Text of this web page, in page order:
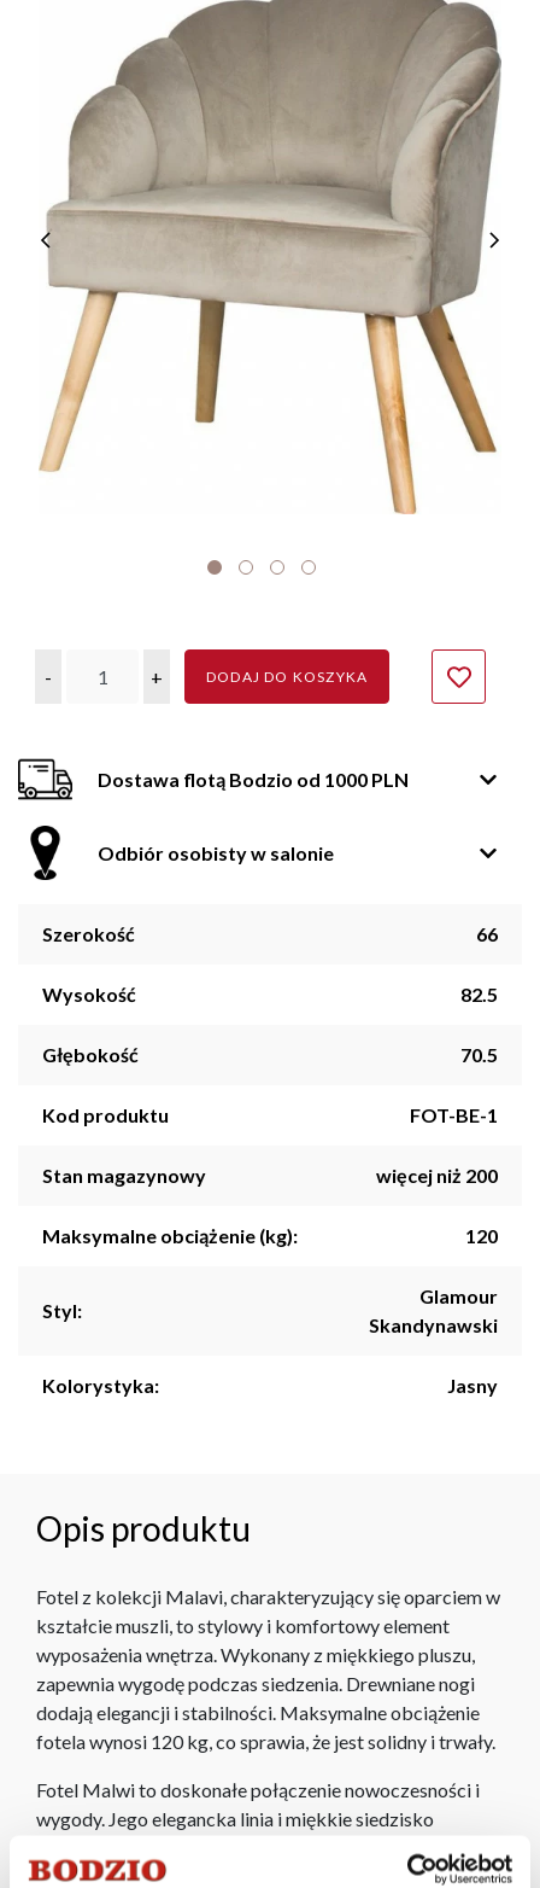
- + DODAJ DO KOSZYKA
Dostawa flotą Bodzio od 1000 PLN
Odbiór osobisty w salonie
Szerokość 66
Wysokość 82.5
Głębokość 70.5
Kod produktu FOT-BE-1
Stan magazynowy więcej niż 200
Maksymalne obciążenie (kg): 120
Styl:
Glamour
Skandynawski
Kolorystyka: Jasny
Opis produktu
Fotel z kolekcji Malavi, charakteryzujący się oparciem w
kształcie muszli, to stylowy i komfortowy element
wyposażenia wnętrza. Wykonany z miękkiego pluszu,
zapewnia wygodę podczas siedzenia. Drewniane nogi
dodają elegancji i stabilności. Maksymalne obciążenie
fotela wynosi 120 kg, co sprawia, że jest solidny i trwały.
Fotel Malwi to doskonałe połączenie nowoczesności i
wygody. Jego elegancka linia i miękkie siedzisko
zapewniają komfortowy wypoczynek, a estetyczne
wykończenie sprawia, że świetnie wpasowuje się w różne